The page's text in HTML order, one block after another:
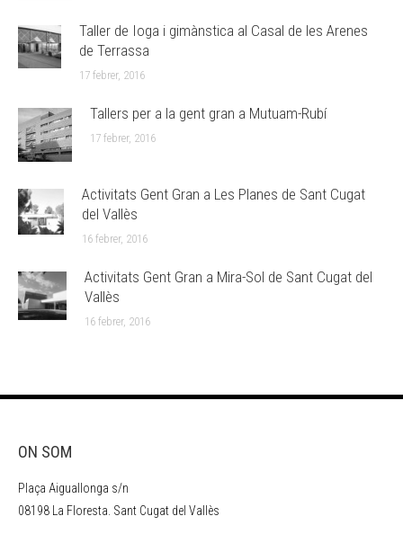
Taller de Ioga i gimànstica al Casal de les Arenes
de Terrassa
17 febrer, 2016
Tallers per a la gent gran a Mutuam-Rubí
17 febrer, 2016
Activitats Gent Gran a Les Planes de Sant Cugat
del Vallès
16 febrer, 2016
Activitats Gent Gran a Mira-Sol de Sant Cugat del
Vallès
16 febrer, 2016
ON SOM
Plaça Aiguallonga s/n
08198 La Floresta. Sant Cugat del Vallès